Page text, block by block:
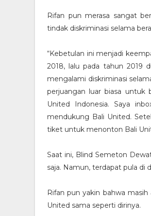
Rifan pun merasa sangat
tindak diskriminasi selama
“Kebetulan ini menjadi
2018, lalu pada tahun 2019
mengalami diskriminasi
perjuangan luar biasa untuk
United Indonesia. Saya
mendukung Bali United.
tiket untuk menonton Bali
Saat ini, Blind Semeton
saja. Namun, terdapat pula di
Rifan pun yakin bahwa
United sama seperti dirinya.